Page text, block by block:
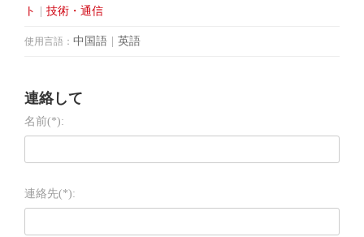
ト
技術・通信
使用言語： 中国語 英語
連絡して
名前(*):
連絡先(*):